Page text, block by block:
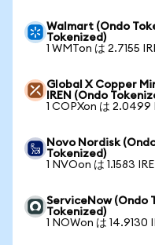
Walmart (Ondo
Tokenized)
1 WMTon は 2.7155
Global X Copper
IREN (Ondo
1 COPXon は 2.0499
Novo Nordisk
Tokenized)
1 NVOon は 1.1583
ServiceNow (Ondo
Tokenized)
1 NOWon は 14.9130